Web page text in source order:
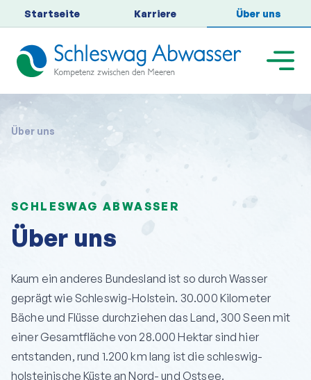
Startseite Karriere Über uns
Über uns
SCHLESWAG ABWASSER
Über uns
Kaum ein anderes Bundesland ist so durch Wasser
geprägt wie Schleswig-Holstein. 30.000 Kilometer
Bäche und Flüsse durchziehen das Land, 300 Seen mit
einer Gesamtfläche von 28.000 Hektar sind hier
entstanden, rund 1.200 km lang ist die schleswig-
holsteinische Küste an Nord- und Ostsee.